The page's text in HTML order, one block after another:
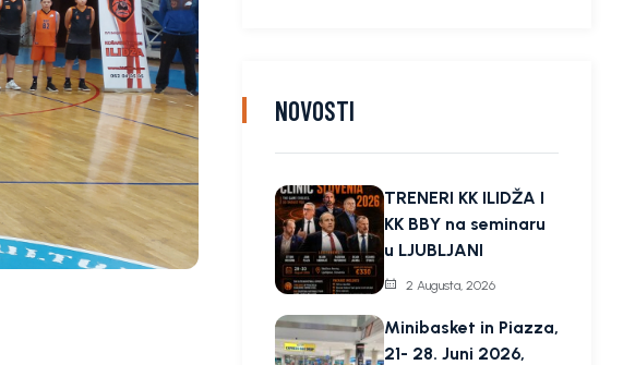
NOVOSTI
TRENERI KK ILIDŽA I
KK BBY na seminaru
u LJUBLJANI
2 Augusta, 2026
Minibasket in Piazza,
21- 28. Juni 2026,